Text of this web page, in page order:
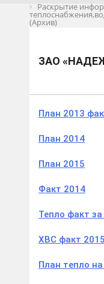
Раскрытие
(Архив)
ЗАО
План 2013
План 2014
План 2015
Факт 2014
Тепло факт
ХВС факт
План тепло